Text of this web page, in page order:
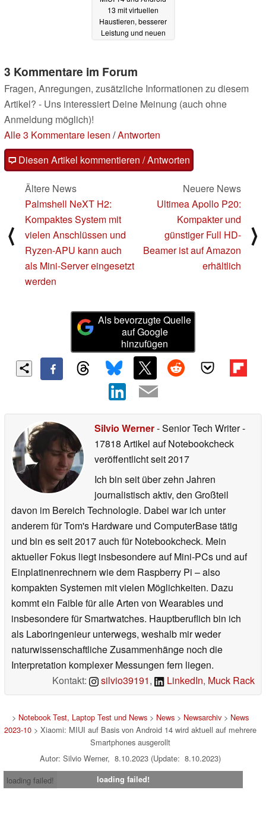
13 mit virtuellen
Haustieren, besserer
Leistung und neuen
3 Kommentare im Forum
Fragen, Anregungen, zusätzliche Informationen zu diesem
Artikel? - Uns interessiert Deine Meinung (auch ohne
Anmeldung möglich)!
Alle 3 Kommentare lesen /Antworten
Diesen Artikel kommentieren / Antworten
⟨
Ältere News
Palmshell NeXT H2:
Kompaktes System mit
vielen Anschlüssen und
Ryzen-APU kann auch
als Mini-Server eingesetzt
werden
Neuere News
Ultimea Apollo P20:
Kompakter und
günstiger Full HD-
Beamer ist auf Amazon
erhältlich
⟩
Als bevorzugte Quelle
auf Google
hinzufügen
Silvio Werner- Senior Tech Writer-
17818 Artikel auf Notebookcheck
veröffentlichtseit 2017
Ich bin seit über zehn Jahren
journalistisch aktiv, den Großteil
davon im Bereich Technologie. Dabei war ich unter
anderem für Tom's Hardware und ComputerBase tätig
und bin es seit 2017 auch für Notebookcheck. Mein
aktueller Fokus liegt insbesondere auf Mini-PCs und auf
Einplatinenrechnern wie dem Raspberry Pi – also
kompakten Systemen mit vielen Möglichkeiten. Dazu
kommt ein Faible für alle Arten von Wearables und
insbesondere für Smartwatches. Hauptberuflich bin ich
als Laboringenieur unterwegs, weshalb mir weder
naturwissenschaftliche Zusammenhänge noch die
Interpretation komplexer Messungen fern liegen.
Kontakt:
silvio39191, LinkedIn, Muck Rack
> Notebook Test, Laptop Test und News> News> Newsarchiv> News
2023-10> Xiaomi: MIUI auf Basis von Android 14 wird aktuell auf mehrere
Smartphones ausgerollt
Autor: Silvio Werner, 8.10.2023 (Update: 8.10.2023)
loading failed!
loading failed!